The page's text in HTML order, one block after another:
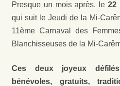
Presque un mois après, le 22
qui suit le Jeudi de la Mi-
11ème Carnaval des
Blanchisseuses de la Mi-
Ces deux joyeux
bénévoles, gratuits,